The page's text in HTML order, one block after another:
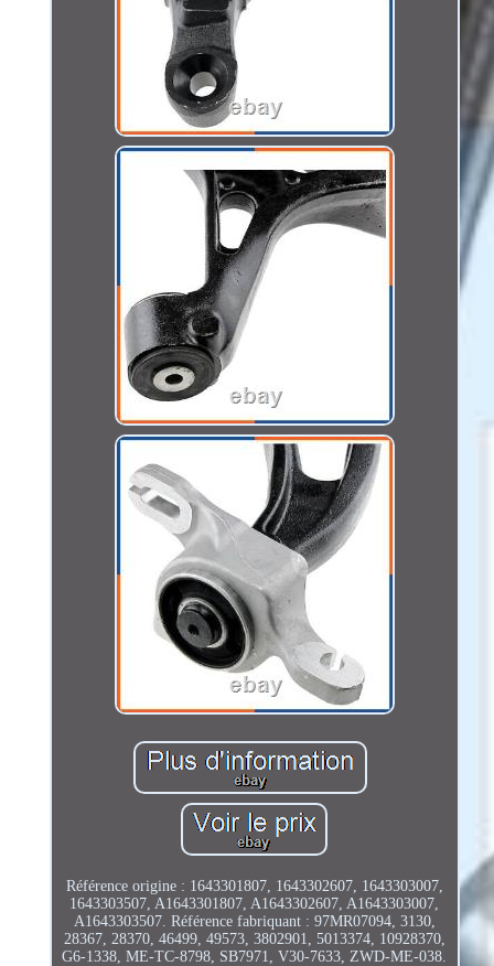
Référence origine : 1643301807, 1643302607, 1643303007,
1643303507, A1643301807, A1643302607, A1643303007,
A1643303507. Référence fabriquant : 97MR07094, 3130,
28367, 28370, 46499, 49573, 3802901, 5013374, 10928370,
G6-1338, ME-TC-8798, SB7971, V30-7633, ZWD-ME-038.